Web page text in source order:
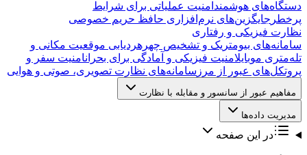
دستگاه‌های هوشمند امنیت عملیاتی برای شرایط
پرخطر جایگزین‌های نرم‌افزاری حافظ حریم خصوصی
نظارت فیزیکی و رفتاری
سامانه‌های بیومتریک و تشخیص چهرهردیابی موقعیت مکانی و
تله‌متری موبایلامنیت فیزیکی و آمادگی برای بحرانامنیت سفر و
پروتکل‌های عبور از مرز سامانه‌های نظارت تصویری، صوتی و هوایی
مفاهیم عبور از سانسور و مقابله با نظارت
مدیریت داده‌ها
در این صفحه